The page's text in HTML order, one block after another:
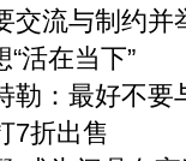
交流与制约并
活在当下”
勒：最好不要
7折出售